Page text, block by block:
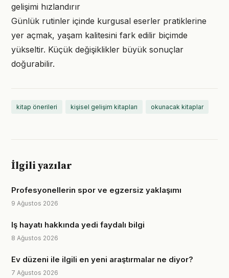
gelişimi hızlandırır
Günlük rutinler içinde kurgusal eserler pratiklerine
yer açmak, yaşam kalitesini fark edilir biçimde
yükseltir. Küçük değişiklikler büyük sonuçlar
doğurabilir.
kitap önerileri kişisel gelişim kitapları okunacak kitaplar
İlgili yazılar
Profesyonellerin spor ve egzersiz yaklaşımı
9 Ağustos 2026
Iş hayatı hakkında yedi faydalı bilgi
8 Ağustos 2026
Ev düzeni ile ilgili en yeni araştırmalar ne diyor?
7 Ağustos 2026